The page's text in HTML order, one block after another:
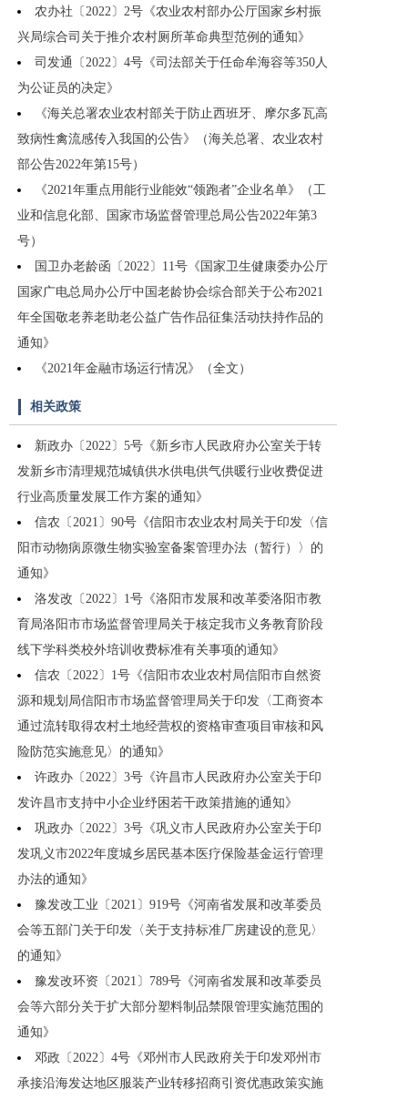
农办社〔2022〕2号《农业农村部办公厅国家乡村振
兴局综合司关于推介农村厕所革命典型范例的通知》
司发通〔2022〕4号《司法部关于任命牟海容等350人
为公证员的决定》
《海关总署农业农村部关于防止西班牙、摩尔多瓦高
致病性禽流感传入我国的公告》（海关总署、农业农村
部公告2022年第15号）
《2021年重点用能行业能效“领跑者”企业名单》（工
业和信息化部、国家市场监督管理总局公告2022年第3
号）
国卫办老龄函〔2022〕11号《国家卫生健康委办公厅
国家广电总局办公厅中国老龄协会综合部关于公布2021
年全国敬老养老助老公益广告作品征集活动扶持作品的
通知》
《2021年金融市场运行情况》（全文）
相关政策
新政办〔2022〕5号《新乡市人民政府办公室关于转
发新乡市清理规范城镇供水供电供气供暖行业收费促进
行业高质量发展工作方案的通知》
信农〔2021〕90号《信阳市农业农村局关于印发〈信
阳市动物病原微生物实验室备案管理办法（暂行）〉的
通知》
洛发改〔2022〕1号《洛阳市发展和改革委洛阳市教
育局洛阳市市场监督管理局关于核定我市义务教育阶段
线下学科类校外培训收费标准有关事项的通知》
信农〔2022〕1号《信阳市农业农村局信阳市自然资
源和规划局信阳市市场监督管理局关于印发〈工商资本
通过流转取得农村土地经营权的资格审查项目审核和风
险防范实施意见〉的通知》
许政办〔2022〕3号《许昌市人民政府办公室关于印
发许昌市支持中小企业纾困若干政策措施的通知》
巩政办〔2022〕3号《巩义市人民政府办公室关于印
发巩义市2022年度城乡居民基本医疗保险基金运行管理
办法的通知》
豫发改工业〔2021〕919号《河南省发展和改革委员
会等五部门关于印发〈关于支持标准厂房建设的意见〉
的通知》
豫发改环资〔2021〕789号《河南省发展和改革委员
会等六部分关于扩大部分塑料制品禁限管理实施范围的
通知》
邓政〔2022〕4号《邓州市人民政府关于印发邓州市
承接沿海发达地区服装产业转移招商引资优惠政策实施